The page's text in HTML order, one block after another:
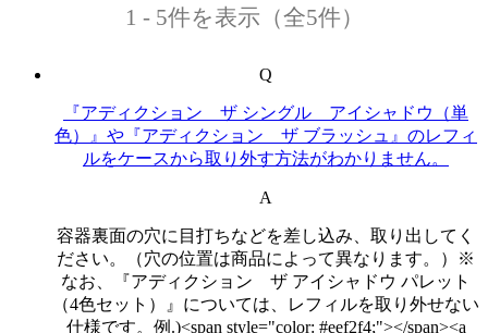
1 - 5件を表示（全5件）
Q
『アディクション ザ シングル アイシャドウ（単
色）』や『アディクション ザ ブラッシュ』のレフィ
ルをケースから取り外す方法がわかりません。
A
容器裏面の穴に目打ちなどを差し込み、取り出してく
ださい。（穴の位置は商品によって異なります。）※
なお、『アディクション ザ アイシャドウ パレット
（4色セット）』については、レフィルを取り外せない
仕様です。例.)<span style="color: #eef2f4;"></span><a